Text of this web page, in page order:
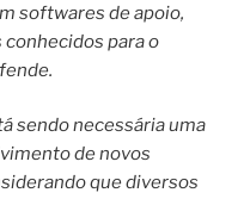
softwares de apoio,
para o
sendo necessária uma
de novos
que diversos